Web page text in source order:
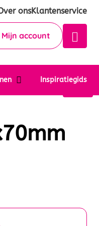
onsKlantenservice
Mijn account
Inspiratiegids
op uw vraag
chatbot voor